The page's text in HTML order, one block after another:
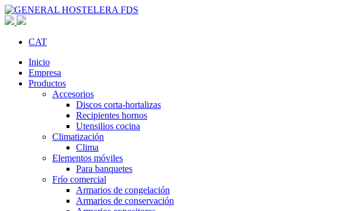
CAT
Inicio
Empresa
Productos
Accesorios
Discos corta-hortalizas
Recipientes hornos
Utensilios cocina
Climatización
Clima
Elementos móviles
Para banquetes
Frío comercial
Armarios de congelación
Armarios de conservación